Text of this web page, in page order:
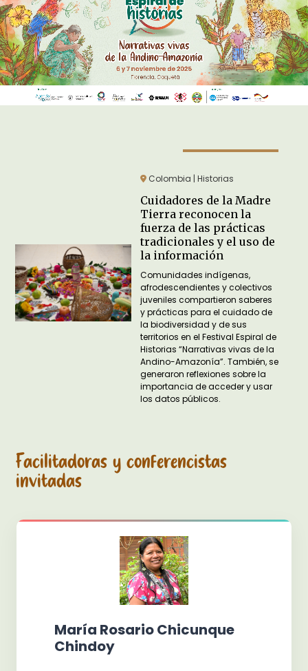
Colombia | Historias
Cuidadores de la Madre
Tierra reconocen la
fuerza de las prácticas
tradicionales y el uso de
la información
Comunidades indígenas,
afrodescendientes y colectivos
juveniles compartieron saberes
y prácticas para el cuidado de
la biodiversidad y de sus
territorios en el Festival Espiral de
Historias “Narrativas vivas de la
Andino-Amazonía”. También, se
generaron reflexiones sobre la
importancia de acceder y usar
los datos públicos.
Facilitadoras y conferencistas
invitadas
María Rosario Chicunque
Chindoy